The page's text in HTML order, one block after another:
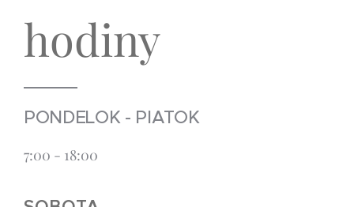
hodiny
PONDELOK - PIATOK
7:00 - 18:00